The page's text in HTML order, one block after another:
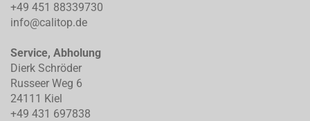
+49 451 88339730
info@calitop.de
Service, Abholung
Dierk Schröder
Russeer Weg 6
24111 Kiel
+49 431 697838